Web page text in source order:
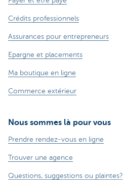
Crédits professionnels
Assurances pour entrepreneurs
Epargne et placements
Ma boutique en ligne
Commerce extérieur
Nous sommes là pour vous
Prendre rendez-vous en ligne
Trouver une agence
Questions, suggestions ou plaintes?